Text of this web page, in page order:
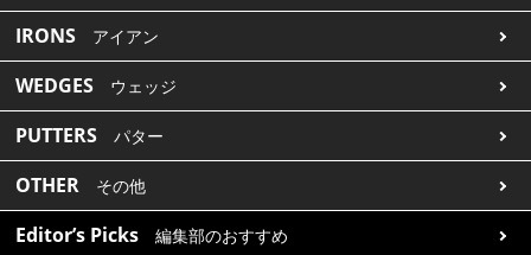
IRONS アイアン
WEDGES ウェッジ
PUTTERS パター
OTHER その他
Editor’s Picks 編集部のおすすめ
Our Team 私たちのチーム
Our Mission 私たちの使命
ABOUT US MyGolfSpyJapanとは？